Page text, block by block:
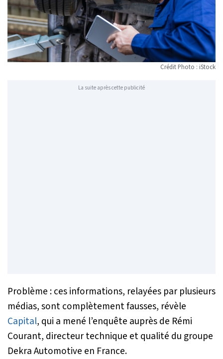
Crédit Photo : iStock
La suite après cette publicité
Problème : ces informations, relayées par plusieurs
médias, sont complètement fausses, révèle
Capital, qui a mené l’enquête auprès de Rémi
Courant, directeur technique et qualité du groupe
Dekra Automotive en France.